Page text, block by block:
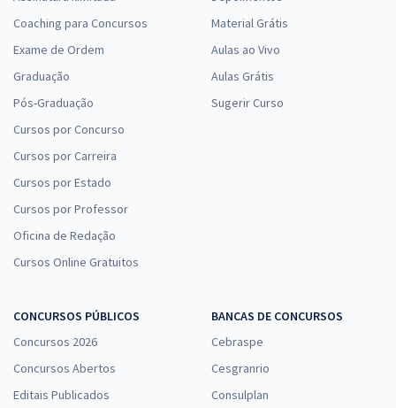
Coaching para Concursos
Exame de Ordem
Graduação
Pós-Graduação
Cursos por Concurso
Cursos por Carreira
Cursos por Estado
Cursos por Professor
Oficina de Redação
Cursos Online Gratuitos
Material Grátis
Aulas ao Vivo
Aulas Grátis
Sugerir Curso
CONCURSOS PÚBLICOS
Concursos 2026
Concursos Abertos
Editais Publicados
BANCAS DE CONCURSOS
Cebraspe
Cesgranrio
Consulplan